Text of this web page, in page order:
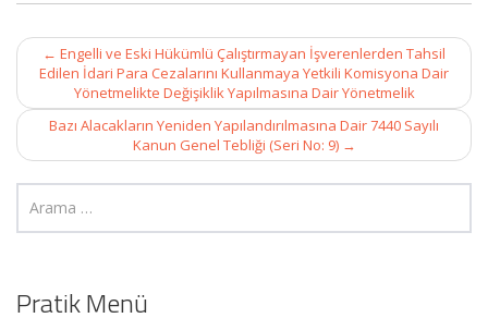
Post
navigation
← Engelli ve Eski Hükümlü Çalıştırmayan İşverenlerden Tahsil
Edilen İdari Para Cezalarını Kullanmaya Yetkili Komisyona Dair
Yönetmelikte Değişiklik Yapılmasına Dair Yönetmelik
Bazı Alacakların Yeniden Yapılandırılmasına Dair 7440 Sayılı
Kanun Genel Tebliği (Seri No: 9) →
Pratik Menü